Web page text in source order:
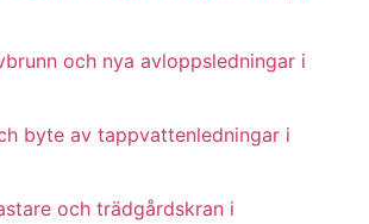
och nya avloppsledningar i
byte av tappvattenledningar i
och trädgårdskran i